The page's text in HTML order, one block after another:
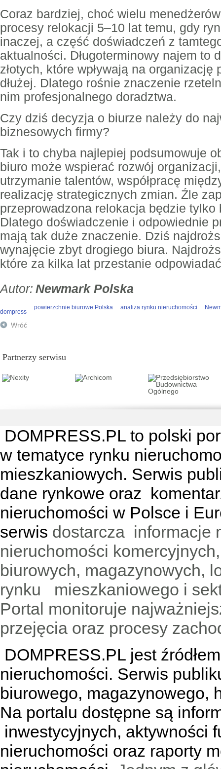
Coraz bardziej, choć wielu
procesy relokacji 5–10 lat temu, gdy
inaczej, a część doświadczeń z
aktualności. Długoterminowy najem to
złotych, które wpływają na organizację
dłużej. Dlatego rośnie znaczenie
nim profesjonalnego doradztwa.
Czy dziś decyzja o biurze należy do
biznesowych firmy?
Tak i to chyba najlepiej podsumowuje
biuro może wspierać rozwój
utrzymanie talentów, współpracę
realizację strategicznych zmian. Źle
przeprowadzona relokacja będzie
Dlatego doświadczenie i odpowiednie
mają tak duże znaczenie. Dziś
wynajęcie zbyt drogiego biura.
które za kilka lat przestanie
Newmark Polska
dompress
powierzchnie biurowe Polska analiza rynku nieruchomości
Wróć
Partnerzy serwisu
DOMPRESS.PL to polski
w tematyce rynku
mieszkaniowych. Serwis
dane rynkowe oraz
nieruchomości w Polsce i
serwis dostarcza informacje
nieruchomości
biurowych, magazynowych,
rynku mieszkaniowego i
Portal monitoruje
przejęcia oraz procesy
DOMPRESS.PL jest
nieruchomości. Serwis
biurowego, magazynowego,
Na portalu dostępne są
inwestycyjnych, aktywności
nieruchomości oraz raporty